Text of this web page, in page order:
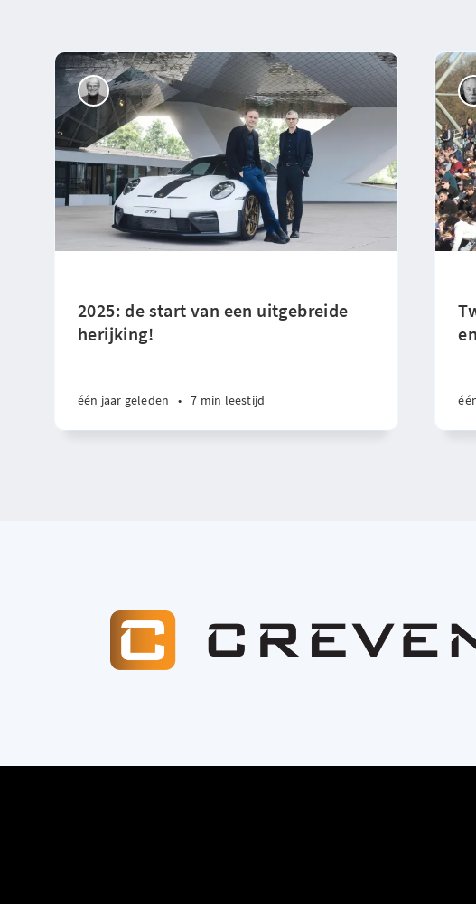
2025: de start van een uitgebreide
herijking!
één jaar geleden • 7 min leestijd